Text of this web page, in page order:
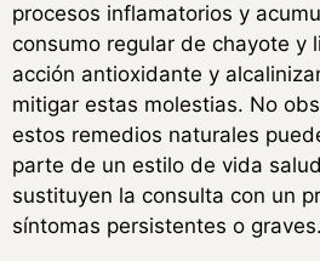
procesos inflamatorios y
consumo regular de chayote y
acción antioxidante y
mitigar estas molestias. No
estos remedios naturales
parte de un estilo de vida
sustituyen la consulta con un
síntomas persistentes o graves.